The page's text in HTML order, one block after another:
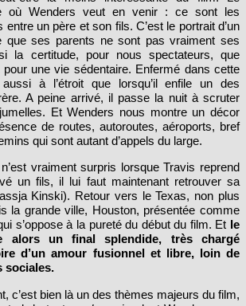
être la moins intéressante du film. Le
où Wenders veut en venir : ce sont les
entre un père et son fils. C’est le portrait d’un
que ses parents ne sont pas vraiment ses
la certitude, pour nous spectateurs, que
pour une vie sédentaire. Enfermé dans cette
à l’étroit que lorsqu’il enfile un des
A peine arrivé, il passe la nuit à scruter
Et Wenders nous montre un décor
de routes, autoroutes, aéroports, bref
qui sont autant d’appels du large.
vraiment surpris lorsque Travis reprend
un fils, il lui faut maintenant retrouver sa
Kinski). Retour vers le Texas, non plus
la grande ville, Houston, présentée comme
s’oppose à la pureté du début du film. Etle
alors un final splendide, très chargé
d’un amour fusionnel et libre, loin de